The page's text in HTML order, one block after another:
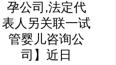
孕公司,法定代
表人另关联一试
管婴儿咨询公
司】近日